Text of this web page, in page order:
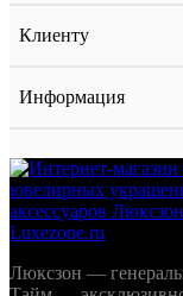
Клиенту
Информация
Люксзон —